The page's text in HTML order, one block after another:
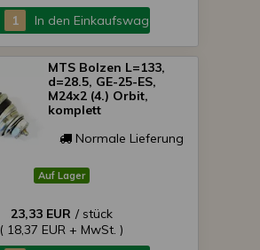
In den Einkaufswagen
MTS Bolzen L=133,
d=28.5, GE-25-ES,
M24x2 (4.) Orbit,
komplett
Normale Lieferung
Auf Lager
23,33 EUR / stück
( 18,37 EUR + MwSt. )